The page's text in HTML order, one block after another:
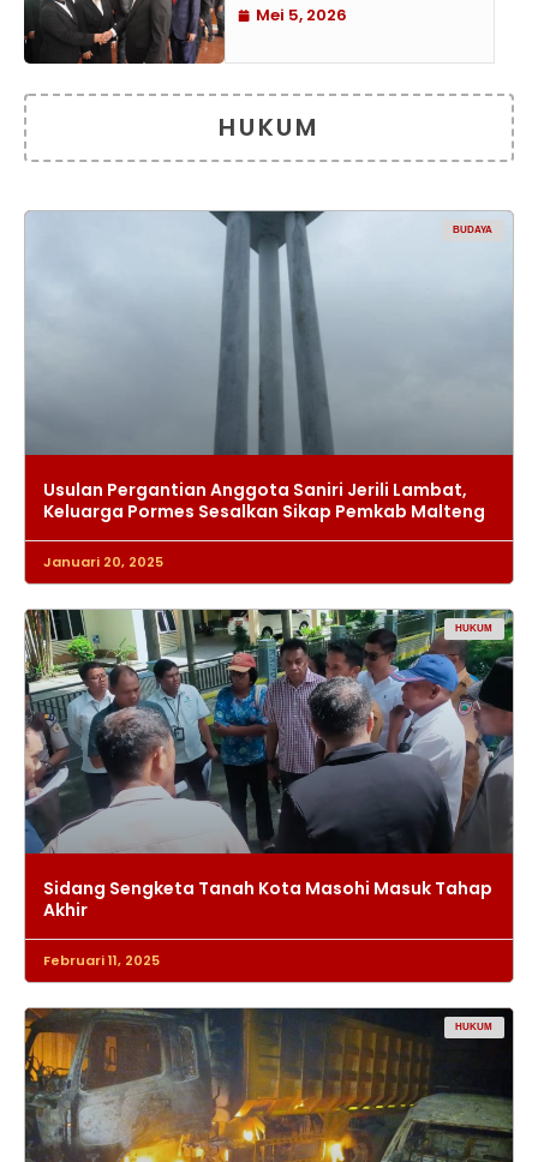
Mei 5, 2026
HUKUM
BUDAYA
Usulan Pergantian Anggota Saniri Jerili Lambat,
Keluarga Pormes Sesalkan Sikap Pemkab Malteng
Januari 20, 2025
HUKUM
Sidang Sengketa Tanah Kota Masohi Masuk Tahap
Akhir
Februari 11, 2025
HUKUM